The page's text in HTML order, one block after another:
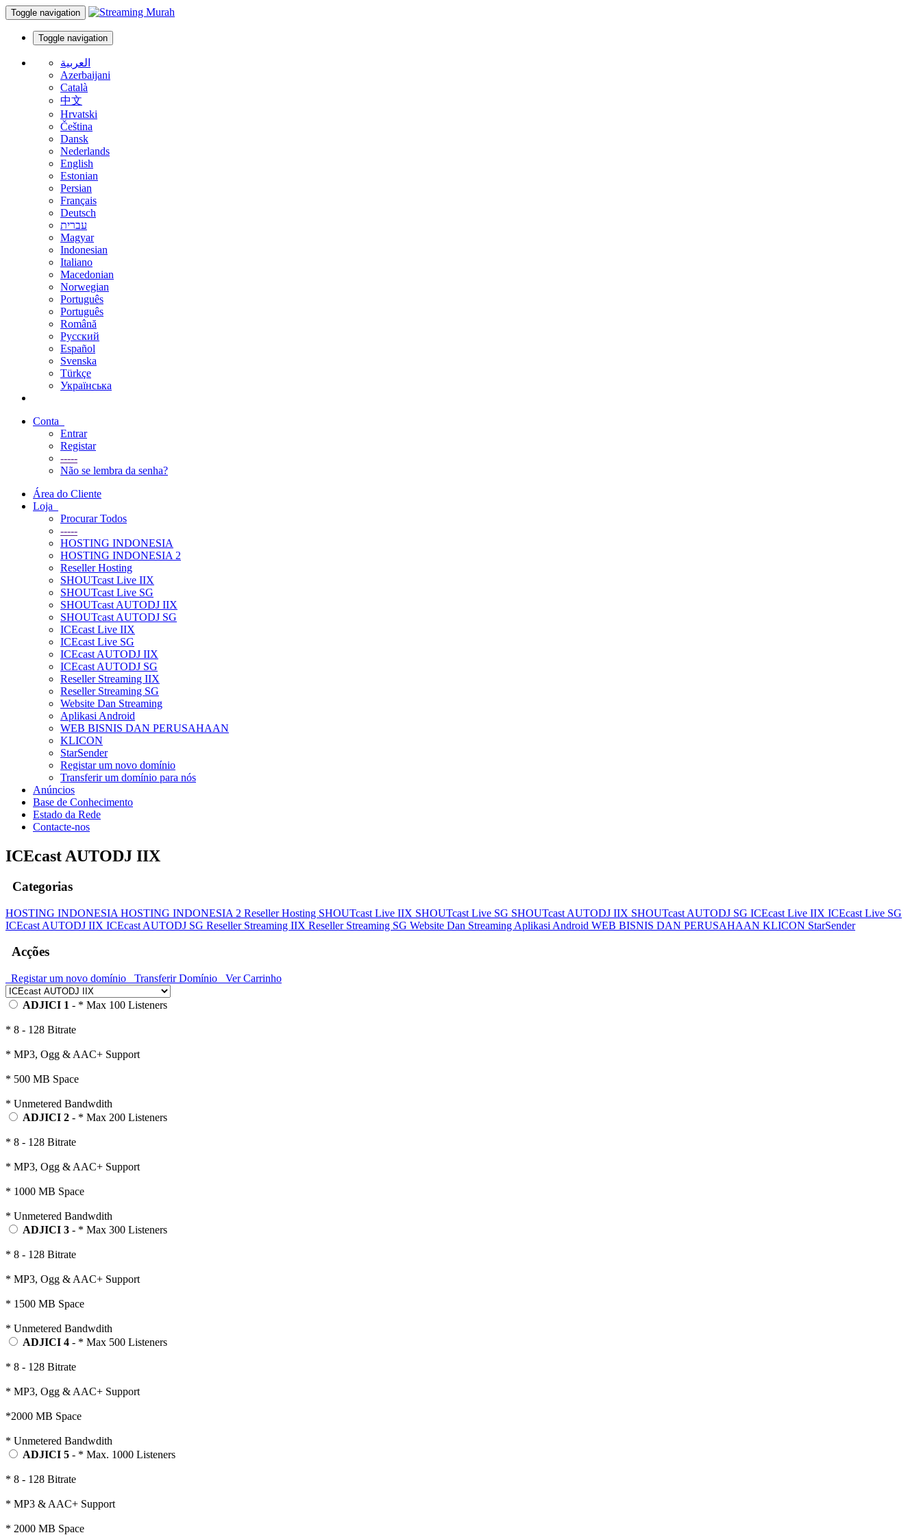
Toggle navigation
Toggle navigation
العربية
Azerbaijani
Català
中文
Hrvatski
Čeština
Dansk
Nederlands
English
Estonian
Persian
Français
Deutsch
עברית
Magyar
Indonesian
Italiano
Macedonian
Norwegian
Português
Português
Română
Русский
Español
Svenska
Türkçe
Українська
Conta
Entrar
Registar
-----
Não se lembra da senha?
Área do Cliente
Loja
Procurar Todos
-----
HOSTING INDONESIA
HOSTING INDONESIA 2
Reseller Hosting
SHOUTcast Live IIX
SHOUTcast Live SG
SHOUTcast AUTODJ IIX
SHOUTcast AUTODJ SG
ICEcast Live IIX
ICEcast Live SG
ICEcast AUTODJ IIX
ICEcast AUTODJ SG
Reseller Streaming IIX
Reseller Streaming SG
Website Dan Streaming
Aplikasi Android
WEB BISNIS DAN PERUSAHAAN
KLICON
StarSender
Registar um novo domínio
Transferir um domínio para nós
Anúncios
Base de Conhecimento
Estado da Rede
Contacte-nos
ICEcast AUTODJ IIX
Categorias
HOSTING INDONESIA HOSTING INDONESIA 2 Reseller Hosting SHOUTcast Live IIX SHOUTcast Live SG SHOUTcast AUTODJ IIX SHOUTcast AUTODJ SG ICEcast Live IIX ICEcast Live SG
ICEcast AUTODJ IIX ICEcast AUTODJ SG Reseller Streaming IIX Reseller Streaming SG Website Dan Streaming Aplikasi Android WEB BISNIS DAN PERUSAHAAN KLICON StarSender
Acções
Registar um novo domínio Transferir Domínio Ver Carrinho
ADJICI 1 - * Max 100 Listeners
* 8 - 128 Bitrate
* MP3, Ogg & AAC+ Support
* 500 MB Space
* Unmetered Bandwdith
ADJICI 2 - * Max 200 Listeners
* 8 - 128 Bitrate
* MP3, Ogg & AAC+ Support
* 1000 MB Space
* Unmetered Bandwdith
ADJICI 3 - * Max 300 Listeners
* 8 - 128 Bitrate
* MP3, Ogg & AAC+ Support
* 1500 MB Space
* Unmetered Bandwdith
ADJICI 4 - * Max 500 Listeners
* 8 - 128 Bitrate
* MP3, Ogg & AAC+ Support
*2000 MB Space
* Unmetered Bandwdith
ADJICI 5 - * Max. 1000 Listeners
* 8 - 128 Bitrate
* MP3 & AAC+ Support
* 2000 MB Space